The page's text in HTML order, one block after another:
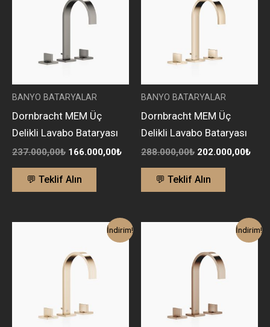
BANYO BATARYALAR
Dornbracht MEM Üç
Delikli Lavabo Bataryası
237.000,00₺ 166.000,00₺
💬 Teklif Alın
BANYO BATARYALAR
Dornbracht MEM Üç
Delikli Lavabo Bataryası
288.000,00₺ 202.000,00₺
💬 Teklif Alın
İndirim!
288.000,00₺.
Şu
andaki
İndirim!
211.000,00₺.
Şu